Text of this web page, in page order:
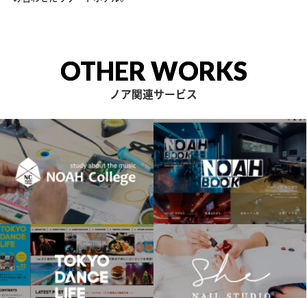
OTHER WORKS
ノア関連サービス